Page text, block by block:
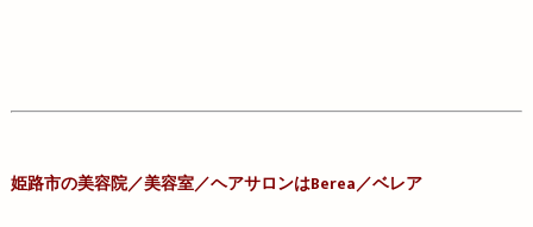
姫路市の美容院／美容室／ヘアサロンはBerea／ベレア